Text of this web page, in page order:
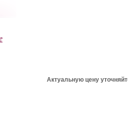
Актуальную цену